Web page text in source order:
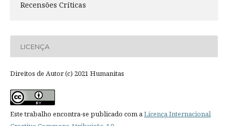
Recensões Críticas
LICENÇA
Direitos de Autor (c) 2021 Humanitas
Este trabalho encontra-se publicado com aLicença Internacional